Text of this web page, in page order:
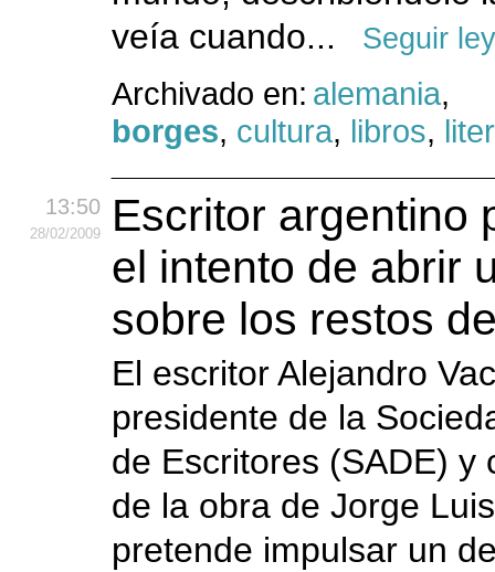
veía cuando...
Seguir
Archivado en: alemania,
borges, cultura, libros,
13:50
28/02/2009
Escritor argentino
el intento de abrir
sobre los restos
El escritor Alejandro
presidente de la
de Escritores (SADE) y
de la obra de Jorge
pretende impulsar un